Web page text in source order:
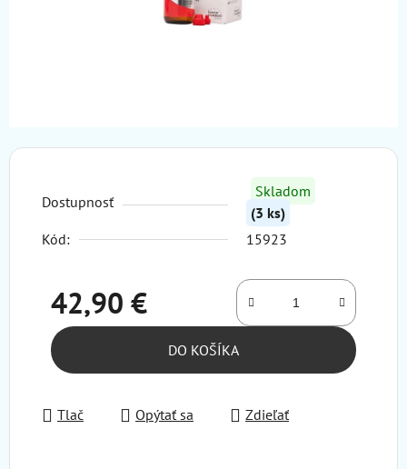
Dostupnosť
Skladom
(3 ks)
Kód:
15923
42,90 €
Jednotková cena:
DO KOŠÍKA
Tlač Opýtať sa Zdieľať